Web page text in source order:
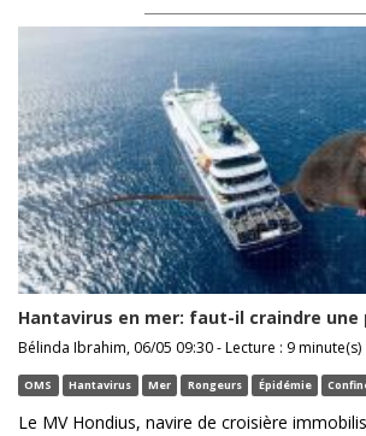
Hantavirus en mer: faut-il craindre une
Bélinda Ibrahim, 06/05 09:30 - Lecture : 9 minute(s)
OMS Hantavirus Mer Rongeurs Épidémie
Le MV Hondius, navire de croisière